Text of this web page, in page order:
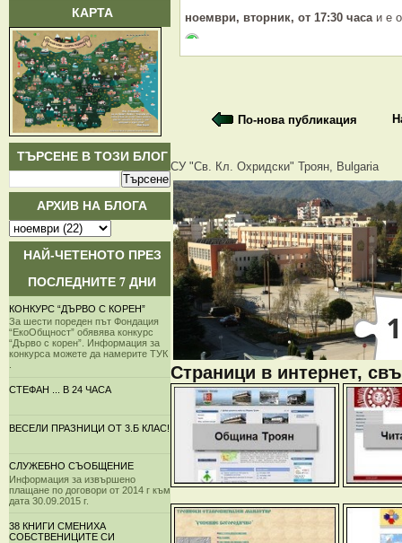
КАРТА
ТЪРСЕНЕ В ТОЗИ БЛОГ
АРХИВ НА БЛОГА
НАЙ-ЧЕТЕНОТО ПРЕЗ
ПОСЛЕДНИТЕ 7 ДНИ
КОНКУРС “ДЪРВО С КОРЕН”
За шести пореден път Фондация
“ЕкоОбщност” обявява конкурс
“Дърво с корен”. Информация за
конкурса можете да намерите ТУК
СТЕФАН ... В 24 ЧАСА
ВЕСЕЛИ ПРАЗНИЦИ ОТ 3.Б КЛАС!
СЛУЖЕБНО СЪОБЩЕНИЕ
Информация за извършено
плащане по договори от 2014 г към
дата 30.09.2015 г.
38 КНИГИ СМЕНИХА
СОБСТВЕНИЦИТЕ СИ
ноември, вторник, от 17:30 часа и е
По-нова публикация
СУ "Св. Кл. Охридски" Троян, Bulgaria
Страници в интернет,